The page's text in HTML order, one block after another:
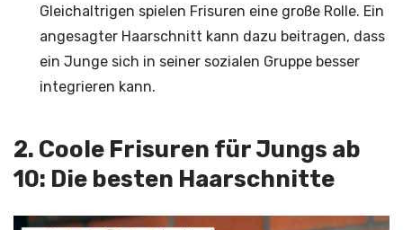
Gleichaltrigen spielen Frisuren eine große Rolle. Ein
angesagter Haarschnitt kann dazu beitragen, dass
ein Junge sich in seiner sozialen Gruppe besser
integrieren kann.
2. Coole Frisuren für Jungs ab
10: Die besten Haarschnitte